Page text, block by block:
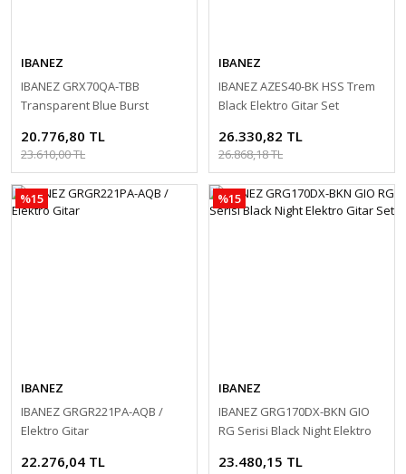
IBANEZ
IBANEZ GRX70QA-TBB
Transparent Blue Burst
20.776,80 TL
23.610,00 TL
IBANEZ
IBANEZ AZES40-BK HSS Trem
Black Elektro Gitar Set
26.330,82 TL
26.868,18 TL
%15
IBANEZ
IBANEZ GRGR221PA-AQB /
Elektro Gitar
22.276,04 TL
%15
IBANEZ
IBANEZ GRG170DX-BKN GIO
RG Serisi Black Night Elektro
23.480,15 TL